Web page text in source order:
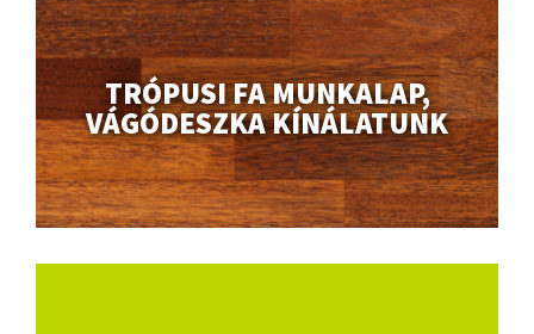
TRÓPUSI FA MUNKALAP,
VÁGÓDESZKA KÍNÁLATUNK